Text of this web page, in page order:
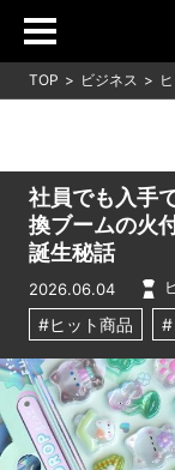
TOP ビジネス
社員でも入手
換ブームの火
誕生秘話
2026.06.04
#ヒット商品 #